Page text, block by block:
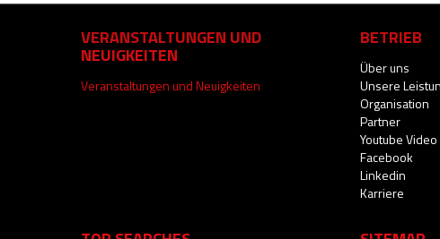
VERANSTALTUNGEN UND
NEUIGKEITEN
Veranstaltungen und Neuigkeiten
BETRIEB
Über uns
Unsere
Organisation
Partner
Youtube Video
Facebook
Linkedin
Karriere